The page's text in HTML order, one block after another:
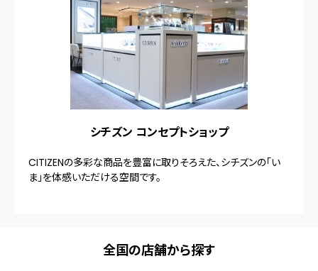
シチズン コンセプトショップ
CITIZENの多彩な商品を豊富に取りそろえた、シチズンの「い
ま」を体感いただける空間です。
全国の店舗から探す